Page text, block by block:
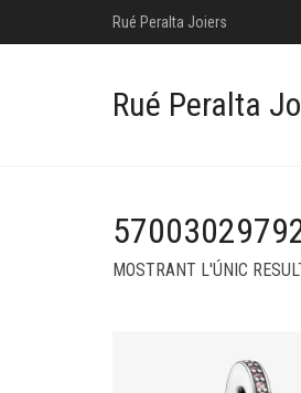
Rué Peralta Joiers
Rué Peralta
MOSTRANT L'ÚNIC